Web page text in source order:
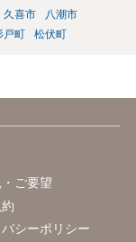
久喜市
八潮市
戸町 松伏町
ご要望
シーポリシー